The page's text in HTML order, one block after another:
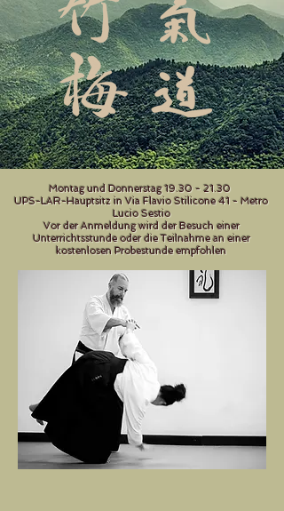
Montag und Donnerstag19.30 - 21.30
UPS-LAR-Hauptsitz in Via Flavio Stilicone 41 - Metro
Lucio Sestio
Vor der Anmeldung wird der Besuch einer
Unterrichtsstunde oder die Teilnahme an einer
kostenlosen Probestunde empfohlen